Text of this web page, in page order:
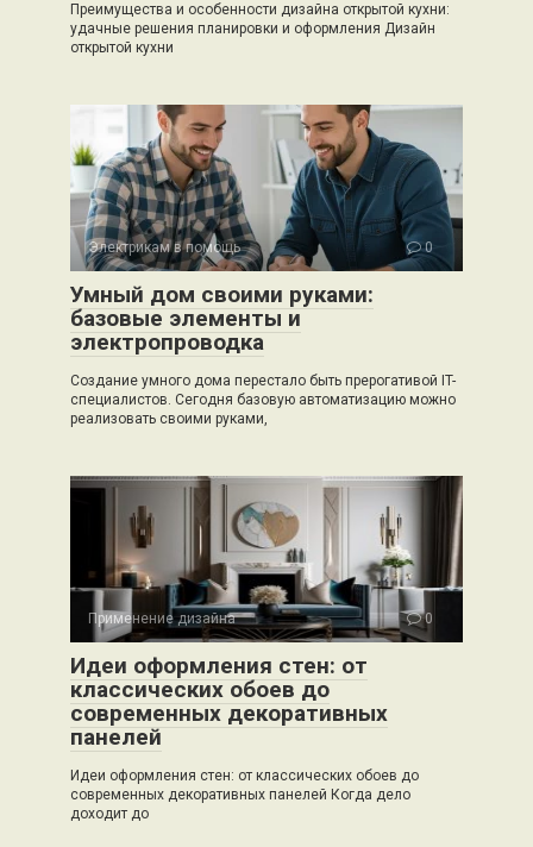
Преимущества и особенности дизайна открытой кухни:
удачные решения планировки и оформления Дизайн
открытой кухни
Электрикам в помощь 0
Умный дом своими руками:
базовые элементы и
электропроводка
Создание умного дома перестало быть прерогативой IT-
специалистов. Сегодня базовую автоматизацию можно
реализовать своими руками,
Применение дизайна 0
Идеи оформления стен: от
классических обоев до
современных декоративных
панелей
Идеи оформления стен: от классических обоев до
современных декоративных панелей Когда дело
доходит до